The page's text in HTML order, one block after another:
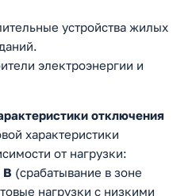
устройства жилых
электроэнергии и
отключения
характеристики
от нагрузки:
B (срабатывание в зоне
нагрузки с низкими